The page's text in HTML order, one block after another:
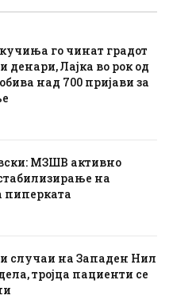
го чинат градот
денари, Лајка во рок од
над 700 пријави за
МЗШВ активно
на
пиперката
случаи на Западен Нил
тројца пациенти се